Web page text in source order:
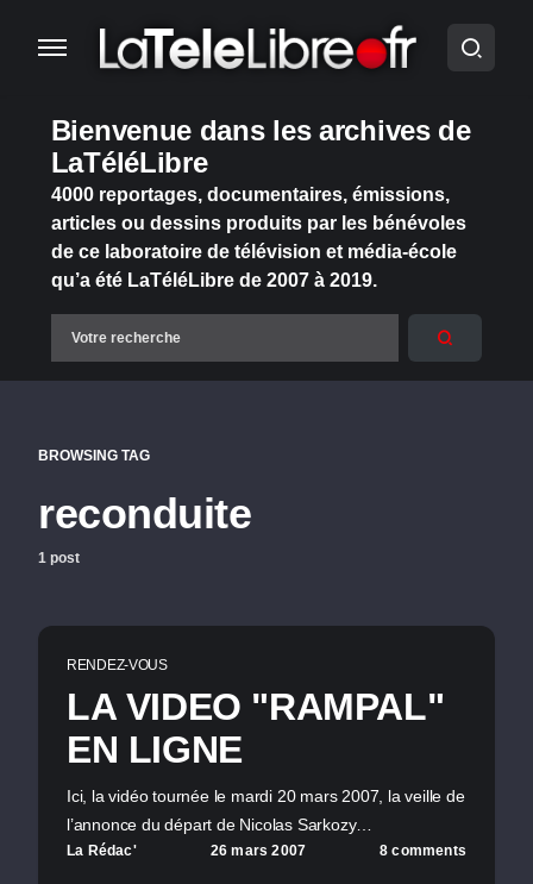
Bienvenue dans les archives de
LaTéléLibre
4000 reportages, documentaires, émissions,
articles ou dessins produits par les bénévoles
de ce laboratoire de télévision et média-école
qu’a été LaTéléLibre de 2007 à 2019.
BROWSING TAG
reconduite
1 post
RENDEZ-VOUS
LA VIDEO "RAMPAL"
EN LIGNE
Ici, la vidéo tournée le mardi 20 mars 2007, la veille de
l’annonce du départ de Nicolas Sarkozy…
La Rédac' 26 mars 2007 8 comments